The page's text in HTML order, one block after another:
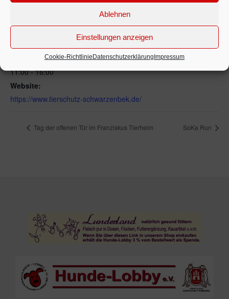
Ablehnen
Einstellungen anzeigen
Cookie-Richtlinie Datenschutzerklärung Impressum
22. September 2024
11:00 - 16:00
Website:
https://www.tierschutz-schwarzenbek.de/
Tag der offenen Tür im Franziskus Tierheim SoKa Run